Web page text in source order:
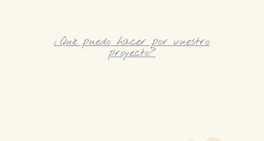
¿Qué puedo hacer por vuestro
proyecto?